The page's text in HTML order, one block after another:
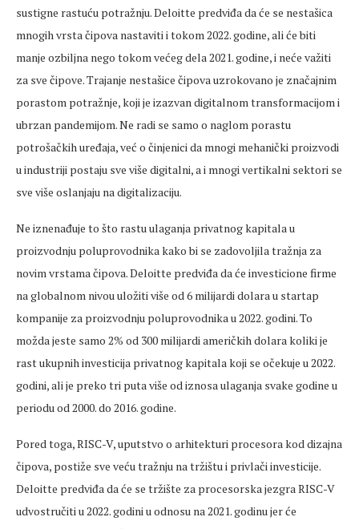
sustigne rastuću potražnju. Deloitte predviđa da će se nestašica
mnogih vrsta čipova nastaviti i tokom 2022. godine, ali će biti
manje ozbiljna nego tokom većeg dela 2021. godine, i neće važiti
za sve čipove. Trajanje nestašice čipova uzrokovano je značajnim
porastom potražnje, koji je izazvan digitalnom transformacijom i
ubrzan pandemijom. Ne radi se samo o naglom porastu
potrošačkih uređaja, već o činjenici da mnogi mehanički proizvodi
u industriji postaju sve više digitalni, a i mnogi vertikalni sektori se
sve više oslanjaju na digitalizaciju.
Ne iznenađuje to što rastu ulaganja privatnog kapitala u
proizvodnju poluprovodnika kako bi se zadovoljila tražnja za
novim vrstama čipova. Deloitte predviđa da će investicione firme
na globalnom nivou uložiti više od 6 milijardi dolara u startap
kompanije za proizvodnju poluprovodnika u 2022. godini. To
možda jeste samo 2% od 300 milijardi američkih dolara koliki je
rast ukupnih investicija privatnog kapitala koji se očekuje u 2022.
godini, ali je preko tri puta više od iznosa ulaganja svake godine u
periodu od 2000. do 2016. godine.
Pored toga, RISC-V, uputstvo o arhitekturi procesora kod dizajna
čipova, postiže sve veću tražnju na tržištu i privlači investicije.
Deloitte predviđa da će se tržište za procesorska jezgra RISC-V
udvostručiti u 2022. godini u odnosu na 2021. godinu jer će